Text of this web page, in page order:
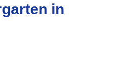
in